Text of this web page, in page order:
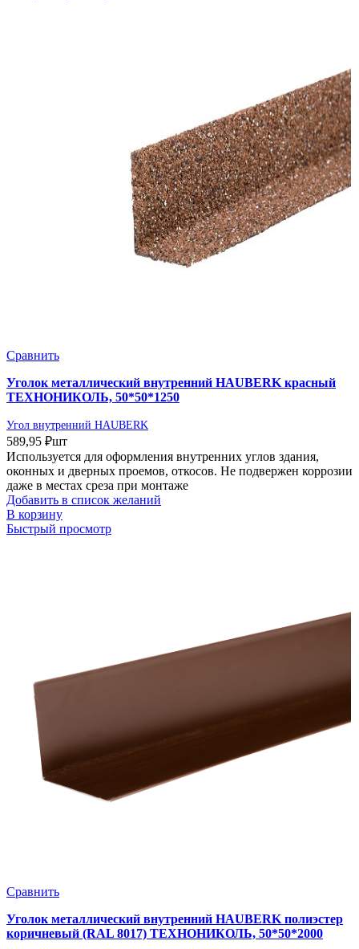
Сравнить
Уголок металлический внутренний HAUBERK красный
ТЕХНОНИКОЛЬ, 50*50*1250
Угол внутренний HAUBERK
589,95 ₽шт
Используется для оформления внутренних углов здания,
оконных и дверных проемов, откосов. Не подвержен коррозии
даже в местах среза при монтаже
Добавить в список желаний
В корзину
Быстрый просмотр
Сравнить
Уголок металлический внутренний HAUBERK полиэстер
коричневый (RAL 8017) ТЕХНОНИКОЛЬ, 50*50*2000